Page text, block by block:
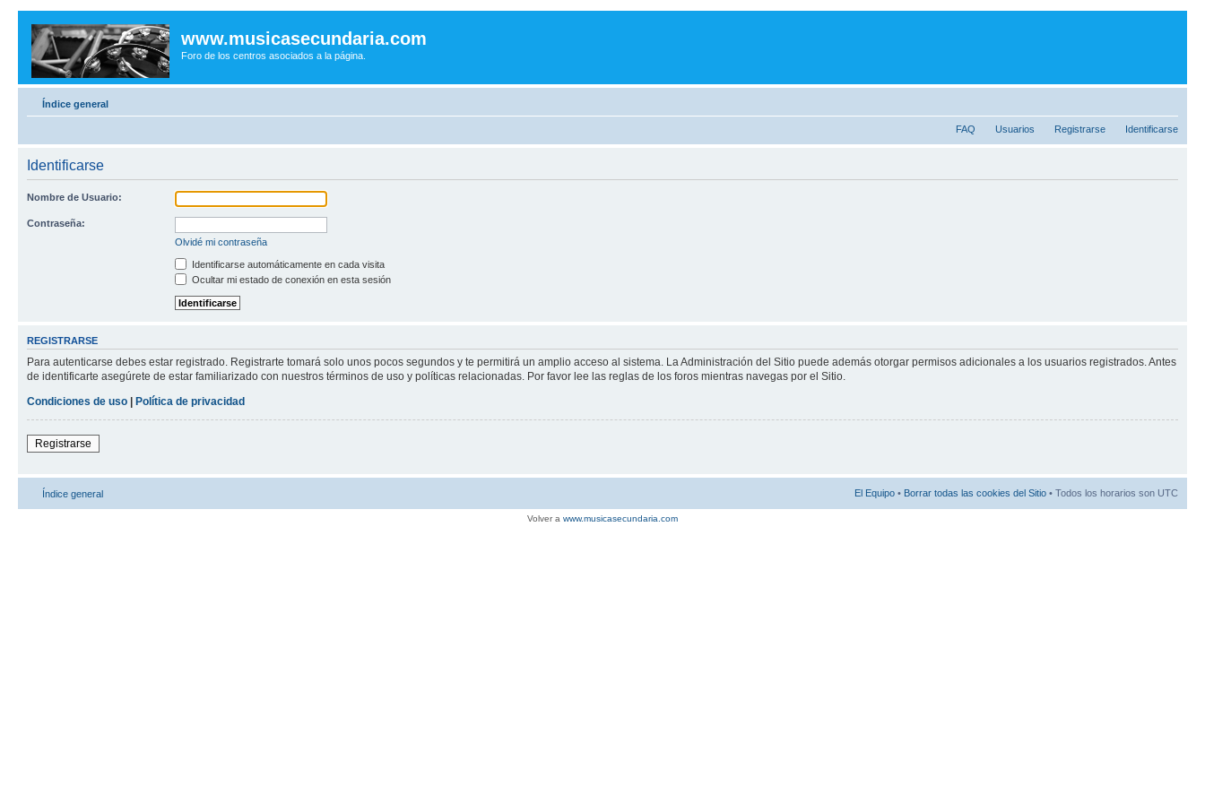
www.musicasecundaria.com
Foro de los centros asociados a la página.
Índice general
FAQ Usuarios Registrarse Identificarse
Identificarse
Nombre de Usuario:
Contraseña:
Olvidé mi contraseña
Identificarse automáticamente en cada visita
Ocultar mi estado de conexión en esta sesión
REGISTRARSE
Para autenticarse debes estar registrado. Registrarte tomará solo unos pocos segundos y te permitirá un amplio acceso al sistema. La Administración del Sitio puede además otorgar permisos adicionales a los usuarios registrados. Antes
de identificarte asegúrete de estar familiarizado con nuestros términos de uso y políticas relacionadas. Por favor lee las reglas de los foros mientras navegas por el Sitio.
Condiciones de uso | Política de privacidad
Registrarse
Índice general El Equipo • Borrar todas las cookies del Sitio • Todos los horarios son UTC
Volver a www.musicasecundaria.com